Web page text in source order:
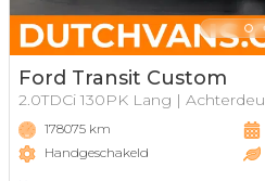
Ford Transit Custom
2.0TDCi 130PK Lang |
178075 km
Handgeschakeld